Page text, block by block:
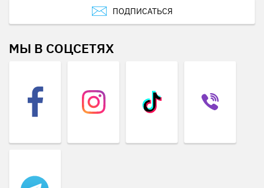
ПОДПИСАТЬСЯ
МЫ В СОЦСЕТЯХ